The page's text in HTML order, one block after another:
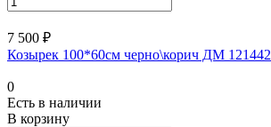
7 500 ₽
Козырек 100*60см черно\корич ДМ 121442
0
Есть в наличии
В корзину